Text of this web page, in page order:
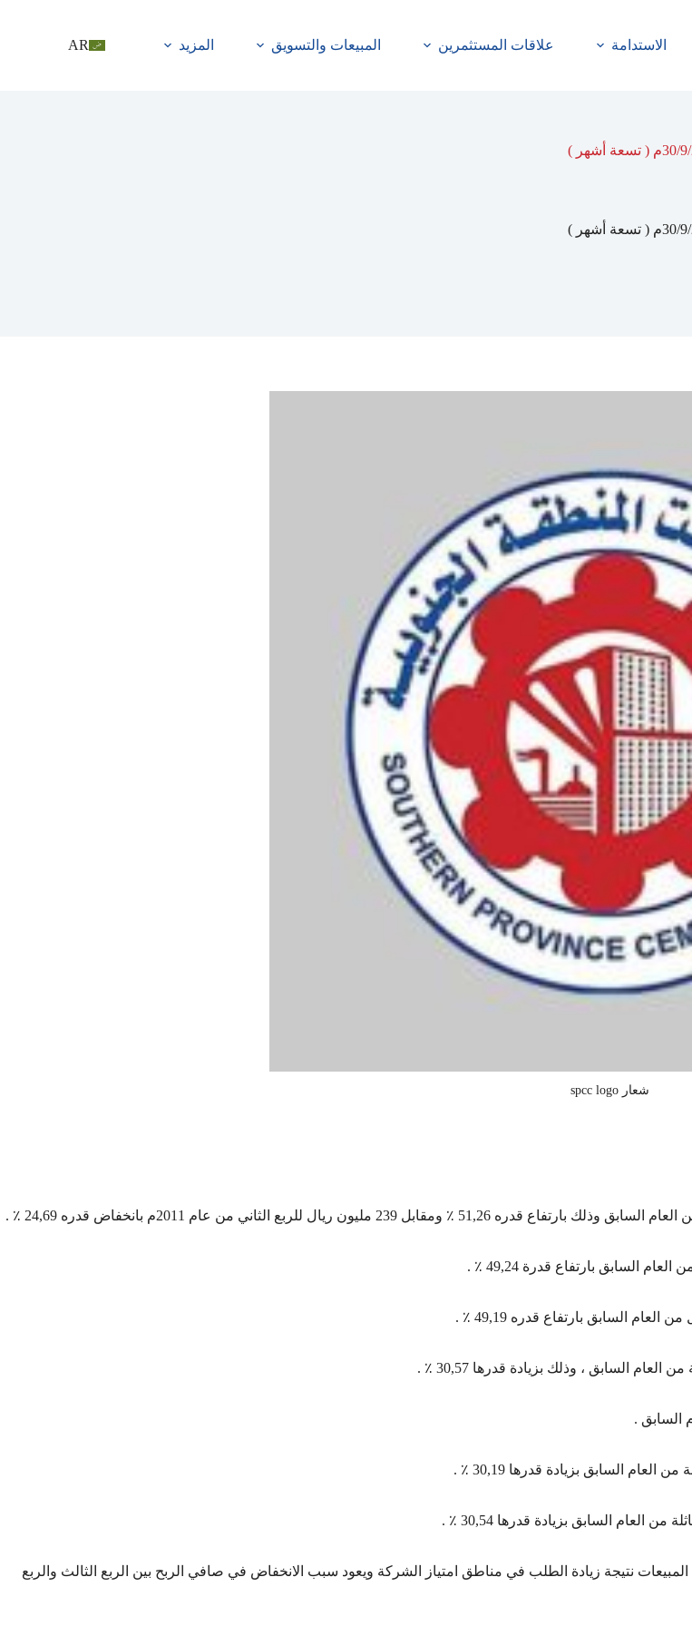
الاستدامة علاقات المستثمرين المبيعات والتسويق المزيد AR
شعار spcc logo
نتيجة زيادة الطلب في مناطق امتياز الشركة ويعود سبب الانخفاض في صافي الربح بين الربع الثالث والربع